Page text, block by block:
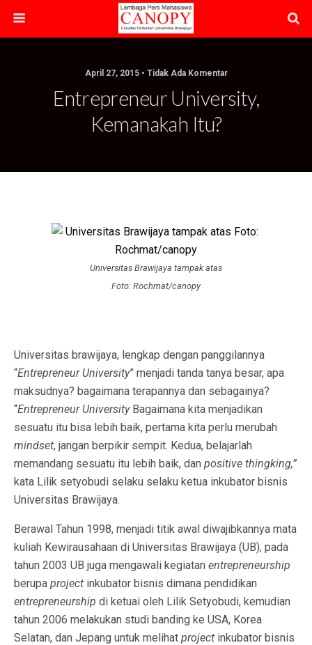
April 27, 2015 • Tidak Ada Komentar
Entrepreneur University,
Kemanakah Itu?
Universitas Brawijaya tampak atas
Foto: Rochmat/canopy
Universitas brawijaya, lengkap dengan panggilannya
“Entrepreneur University” menjadi tanda tanya besar, apa
maksudnya? bagaimana terapannya dan sebagainya?
“Entrepreneur UniversityBagaimana kita menjadikan
sesuatu itu bisa lebih baik, pertama kita perlu merubah
mindset, jangan berpikir sempit. Kedua, belajarlah
memandang sesuatu itu lebih baik, dan positive thingking,”
kata Lilik setyobudi selaku selaku ketua inkubator bisnis
Universitas Brawijaya.
Berawal Tahun 1998, menjadi titik awal diwajibkannya mata
kuliah Kewirausahaan di Universitas Brawijaya (UB), pada
tahun 2003 UB juga mengawali kegiatan entrepreneurship
berupa project inkubator bisnis dimana pendidikan
entrepreneurship di ketuai oleh Lilik Setyobudi, kemudian
tahun 2006 melakukan studi banding ke USA, Korea
Selatan, dan Jepang untuk melihat project inkubator bisnis